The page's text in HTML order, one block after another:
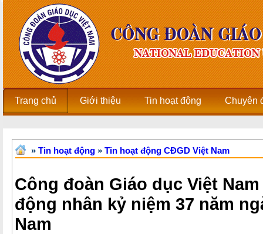
Trang chủ Giới thiệu Tin hoạt động Chuyên
» Tin hoạt động » Tin hoạt động CĐGD Việt Nam
Công đoàn Giáo dục Việt
động nhân kỷ niệm 37 năm
Nam